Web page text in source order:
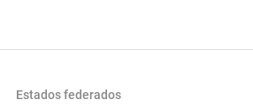
Estados federados